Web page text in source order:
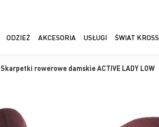
ODZIEŻ AKCESORIA USŁUGI ŚWIAT KROSS
Skarpetki rowerowe damskie ACTIVE LADY LOW